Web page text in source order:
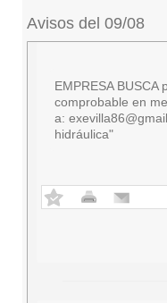
Avisos del 09/08
EMPRESA BUSCA
comprobable en
a:
hidráulica"